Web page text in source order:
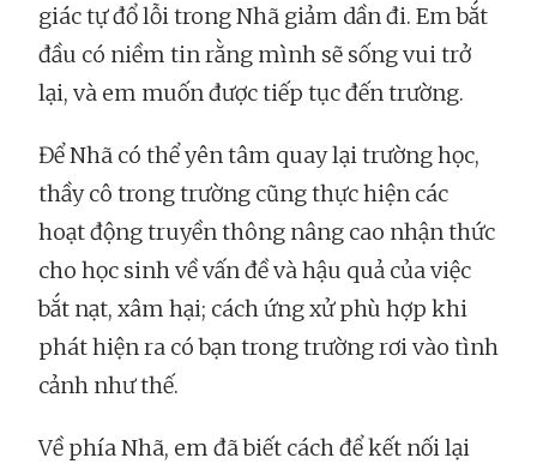
giác tự đổ lỗi trong Nhã giảm dần đi. Em bắt
đầu có niềm tin rằng mình sẽ sống vui trở
lại, và em muốn được tiếp tục đến trường.
Để Nhã có thể yên tâm quay lại trường học,
thầy cô trong trường cũng thực hiện các
hoạt động truyền thông nâng cao nhận thức
cho học sinh về vấn đề và hậu quả của việc
bắt nạt, xâm hại; cách ứng xử phù hợp khi
phát hiện ra có bạn trong trường rơi vào tình
cảnh như thế.
Về phía Nhã, em đã biết cách để kết nối lại